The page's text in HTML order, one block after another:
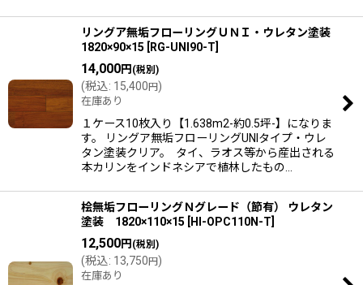
リングア無垢フローリングＵＮＩ・ウレタン塗装
1820×90×15
RG-UNI90-T
14,000円 (税別)
(税込: 15,400円)
在庫あり
１ケース10枚入り【1.638m2-約0.5坪-】になりま
す。 リングア無垢フローリングUNIタイプ・ウレ
タン塗装クリア。 タイ、ラオス等から産出される
本カリンをインドネシアで植林したもの…
桧無垢フローリングＮグレード（節有） ウレタン
塗装 1820×110×15
HI-OPC110N-T
12,500円 (税別)
(税込: 13,750円)
在庫あり